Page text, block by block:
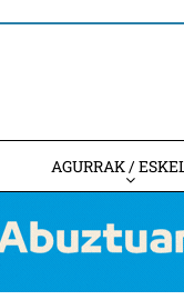
AGURRAK /